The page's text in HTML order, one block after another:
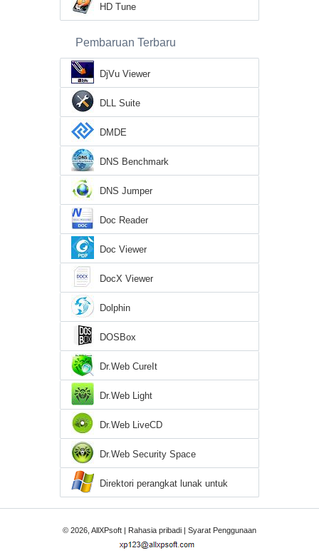
HD Tune
Pembaruan Terbaru
DjVu Viewer
DLL Suite
DMDE
DNS Benchmark
DNS Jumper
Doc Reader
Doc Viewer
DocX Viewer
Dolphin
DOSBox
Dr.Web CureIt
Dr.Web Light
Dr.Web LiveCD
Dr.Web Security Space
Direktori perangkat lunak untuk
Windows XP
© 2026, AllXPsoft | Rahasia pribadi | Syarat Penggunaan